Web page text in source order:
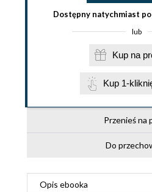
Dostępny natychmiast po
lub
Kup 1-
Przenieś na
Do
Opis ebooka